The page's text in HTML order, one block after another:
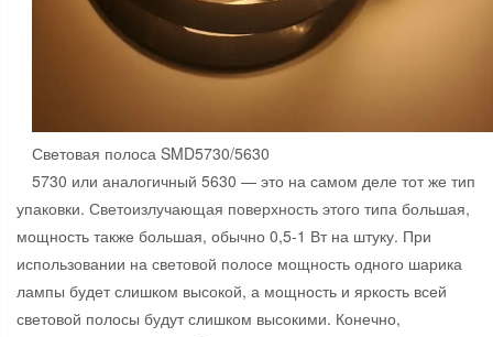
Световая полоса SMD5730/5630
5730 или аналогичный 5630 — это на самом деле тот же тип
упаковки. Светоизлучающая поверхность этого типа большая,
мощность также большая, обычно 0,5-1 Вт на штуку. При
использовании на световой полосе мощность одного шарика
лампы будет слишком высокой, а мощность и яркость всей
световой полосы будут слишком высокими. Конечно,